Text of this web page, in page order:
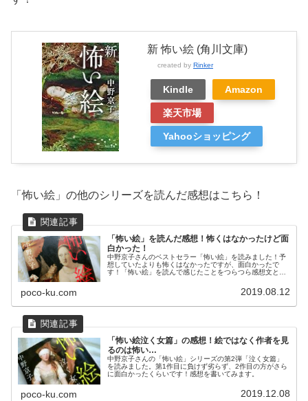
新 怖い絵 (角川文庫)
created by Rinker
Kindle Amazon
楽天市場
Yahooショッピング
「怖い絵」の他のシリーズを読んだ感想はこちら！
「怖い絵」を読んだ感想！怖くはなかったけど面
白かった！
中野京子さんのベストセラー「怖い絵」を読みました！予
想していたよりも怖くはなかったですが、面白かったで
す！「怖い絵」を読んで感じたことをつらつら感想文とし
poco-ku.com 2019.08.12
「怖い絵泣く女篇」の感想！絵ではなく作者を見
るのは怖い…
中野京子さんの「怖い絵」シリーズの第2弾「泣く女篇」
を読みました。第1作目に負けず劣らず、2作目の方がさら
に面白かったくらいです！感想を書いてみます。
poco-ku.com 2019.12.08